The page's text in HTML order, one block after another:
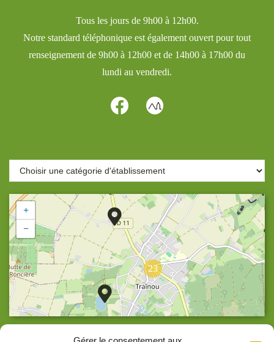
Tous les jours de 9h00 à 12h00.
Notre standard téléphonique est également ouvert pour tout
renseignement de 9h00 à 12h00 et de 14h00 à 17h00 du
lundi au vendredi.
23
+
−